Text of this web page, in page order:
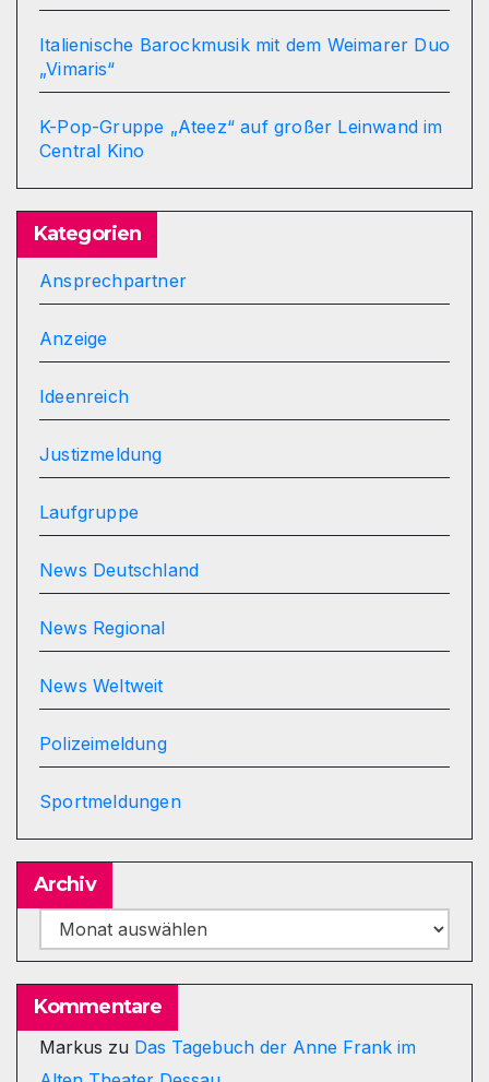
Italienische Barockmusik mit dem Weimarer Duo
„Vimaris“
K-Pop-Gruppe „Ateez“ auf großer Leinwand im
Central Kino
Kategorien
Ansprechpartner
Anzeige
Ideenreich
Justizmeldung
Laufgruppe
News Deutschland
News Regional
News Weltweit
Polizeimeldung
Sportmeldungen
Archiv
Archiv
Kommentare
Markus zu Das Tagebuch der Anne Frank im